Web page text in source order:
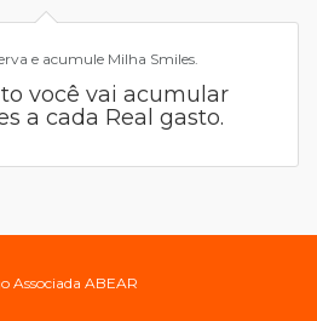
você vai acumular
a cada Real gasto.